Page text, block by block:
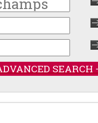
SEARCH